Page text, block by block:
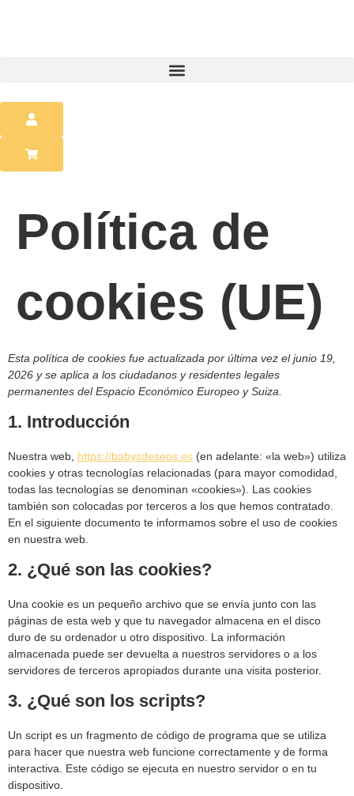
Política de
cookies (UE)
Esta política de cookies fue actualizada por última vez el junio 19,
2026 y se aplica a los ciudadanos y residentes legales
permanentes del Espacio Económico Europeo y Suiza.
1. Introducción
Nuestra web, https://babysdeseos.es (en adelante: «la web») utiliza
cookies y otras tecnologías relacionadas (para mayor comodidad,
todas las tecnologías se denominan «cookies»). Las cookies
también son colocadas por terceros a los que hemos contratado.
En el siguiente documento te informamos sobre el uso de cookies
en nuestra web.
2. ¿Qué son las cookies?
Una cookie es un pequeño archivo que se envía junto con las
páginas de esta web y que tu navegador almacena en el disco
duro de su ordenador u otro dispositivo. La información
almacenada puede ser devuelta a nuestros servidores o a los
servidores de terceros apropiados durante una visita posterior.
3. ¿Qué son los scripts?
Un script es un fragmento de código de programa que se utiliza
para hacer que nuestra web funcione correctamente y de forma
interactiva. Este código se ejecuta en nuestro servidor o en tu
dispositivo.